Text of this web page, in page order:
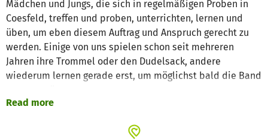
Mädchen und Jungs, die sich in regelmäßigen Proben in
Coesfeld, treffen und proben, unterrichten, lernen und
üben, um eben diesem Auftrag und Anspruch gerecht zu
werden. Einige von uns spielen schon seit mehreren
Jahren ihre Trommel oder den Dudelsack, andere
wiederum lernen gerade erst, um möglichst bald die Band
Wir wünschen uns finanzielle Unterstützung für die
Workshops um uns musikalisch immer weiter nach vorne
Read more